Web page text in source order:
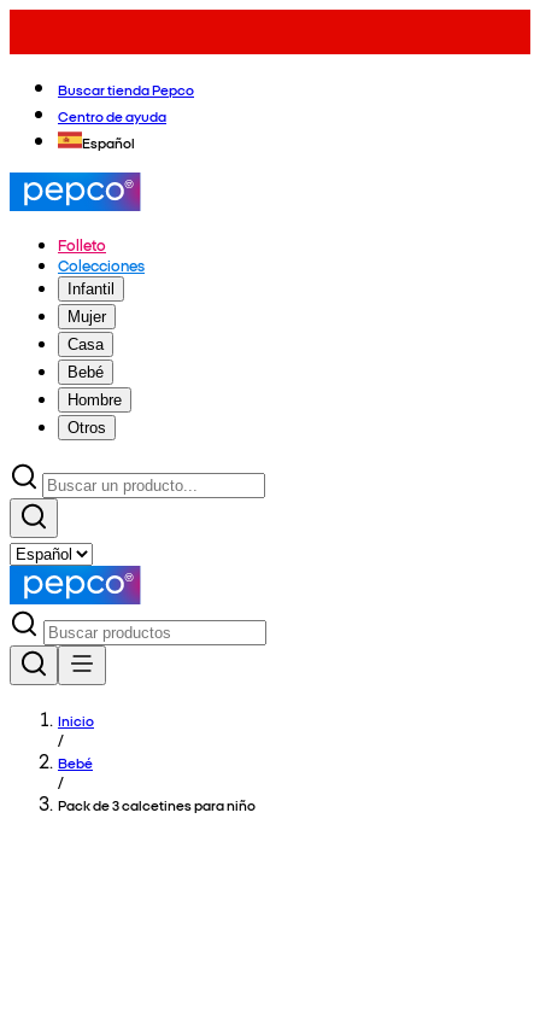
Buscar tienda Pepco
Centro de ayuda
Español
Folleto
Colecciones
Infantil
Mujer
Casa
Bebé
Hombre
Otros
Inicio
/
Bebé
/
Pack de 3 calcetines para niño